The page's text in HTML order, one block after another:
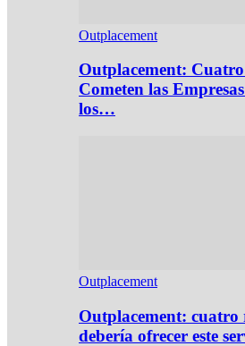
Outplacement
Outplacement:
Cometen las
los…
Outplacement
Outplacement: cuatro
debería ofrecer este